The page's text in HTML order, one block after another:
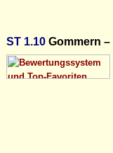
ST 1.10 Gommern